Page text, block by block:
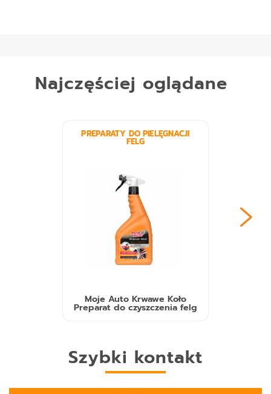
Najczęściej oglądane
PREPARATY DO PIELĘGNACJI
FELG
Moje Auto Krwawe Koło
Preparat do czyszczenia felg
Szybki kontakt